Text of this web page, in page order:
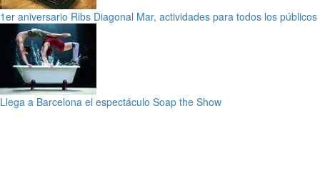
1er aniversario Ribs Diagonal Mar, actividades para todos los públicos
Llega a Barcelona el espectáculo Soap the Show